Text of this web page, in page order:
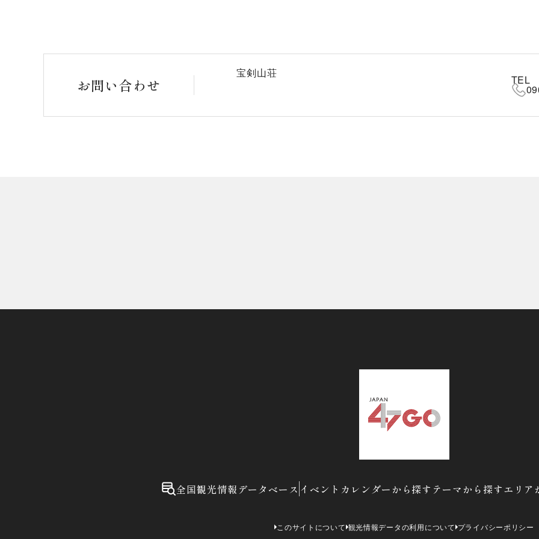
お問い合わせ
宝剣山荘
TEL
全国観光情報データベース イベントカレンダーから探す テーマから探すエリア
このサイトについて 観光情報データの利用について プライバシーポリシー